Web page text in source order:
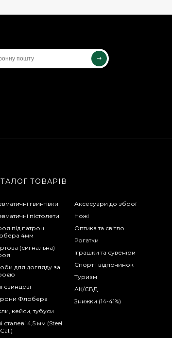
ТОВАРІВ
гвинтівки
пістолети
під патрон
4мм
(сигнальна)
для догляду за
свинцеві
Флобера
кейси, тубуси
сталеві 4,5 мм (Steel
Аксесуари до зброї
Ножі
Оптика та світло
Рогатки
Іграшки та сувеніри
Спорт і відпочинок
Туризм
АК/СВД
Знижки (14-41%)